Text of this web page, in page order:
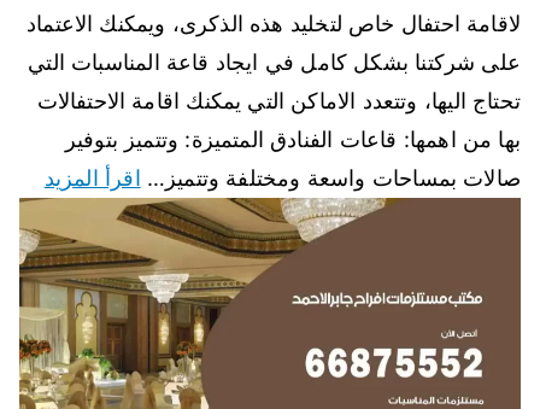
لاقامة احتفال خاص لتخليد هذه الذكرى، ويمكنك الاعتماد
على شركتنا بشكل كامل في ايجاد قاعة المناسبات التي
تحتاج اليها، وتتعدد الاماكن التي يمكنك اقامة الاحتفالات
بها من اهمها: قاعات الفنادق المتميزة: وتتميز بتوفير
صالات بمساحات واسعة ومختلفة وتتميز… اقرأ المزيد